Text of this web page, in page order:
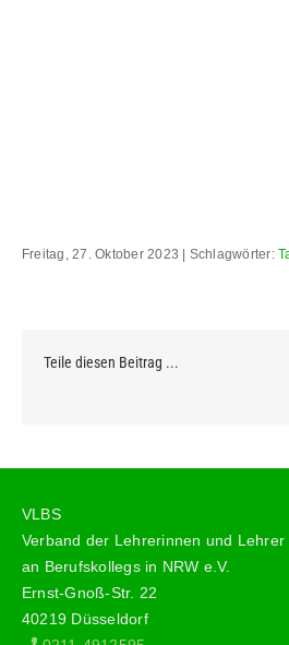
Freitag, 27. Oktober 2023 | Schlagwörter:
Teile diesen Beitrag ...
VLBS
Verband der Lehrerinnen und Lehrer
an Berufskollegs in NRW e.V.
Ernst-Gnoß-Str. 22
40219 Düsseldorf